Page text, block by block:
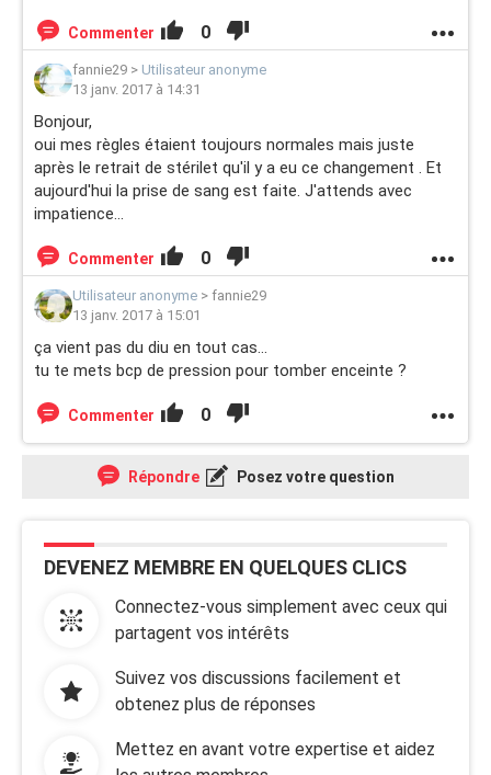
Commenter 0
fannie29 > Utilisateur anonyme
13 janv. 2017 à 14:31
Bonjour,
oui mes règles étaient toujours normales mais juste
après le retrait de stérilet qu'il y a eu ce changement . Et
aujourd'hui la prise de sang est faite. J'attends avec
impatience...
Commenter 0
Utilisateur anonyme > fannie29
13 janv. 2017 à 15:01
ça vient pas du diu en tout cas...
tu te mets bcp de pression pour tomber enceinte ?
Commenter 0
Répondre Posez votre question
DEVENEZ MEMBRE EN QUELQUES CLICS
Connectez-vous simplement avec ceux qui
partagent vos intérêts
Suivez vos discussions facilement et
obtenez plus de réponses
Mettez en avant votre expertise et aidez